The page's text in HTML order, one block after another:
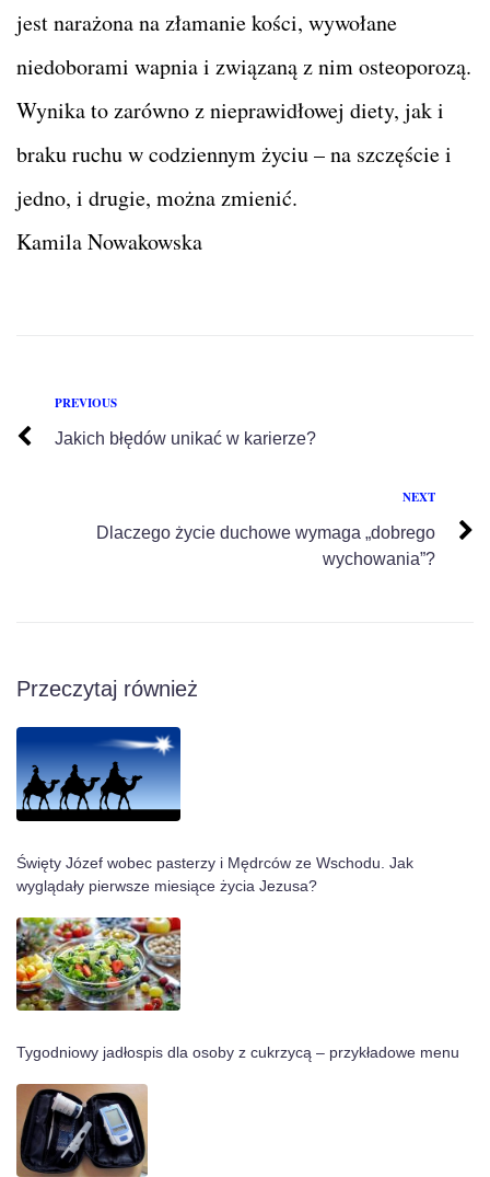
jest narażona na złamanie kości, wywołane
niedoborami wapnia i związaną z nim osteoporozą.
Wynika to zarówno z nieprawidłowej diety, jak i
braku ruchu w codziennym życiu – na szczęście i
jedno, i drugie, można zmienić.
Kamila Nowakowska
PREVIOUS
Jakich błędów unikać w karierze?
NEXT
Dlaczego życie duchowe wymaga „dobrego
wychowania”?
Przeczytaj również
Święty Józef wobec pasterzy i Mędrców ze Wschodu. Jak
wyglądały pierwsze miesiące życia Jezusa?
Tygodniowy jadłospis dla osoby z cukrzycą – przykładowe menu